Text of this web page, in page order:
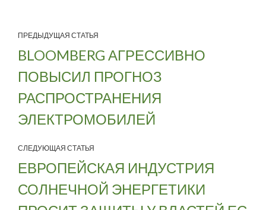
ПРЕДЫДУЩАЯ СТАТЬЯ
BLOOMBERG АГРЕССИВНО
ПОВЫСИЛ ПРОГНОЗ
РАСПРОСТРАНЕНИЯ
ЭЛЕКТРОМОБИЛЕЙ
СЛЕДУЮЩАЯ СТАТЬЯ
ЕВРОПЕЙСКАЯ ИНДУСТРИЯ
СОЛНЕЧНОЙ ЭНЕРГЕТИКИ